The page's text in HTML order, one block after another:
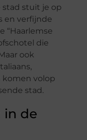
stad stuit je op
en verfijnde
“Haarlemse
die
ook
komen volop
stad.
in de